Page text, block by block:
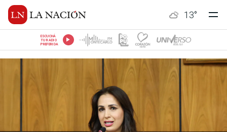
13°
ESCUCHÁ
TU RADIO
PREFERIDA